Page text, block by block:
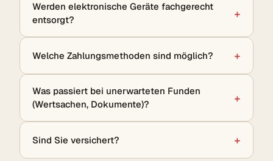
Werden elektronische Geräte fachgerecht
entsorgt?
Welche Zahlungsmethoden sind möglich?
Was passiert bei unerwarteten Funden
(Wertsachen, Dokumente)?
Sind Sie versichert?